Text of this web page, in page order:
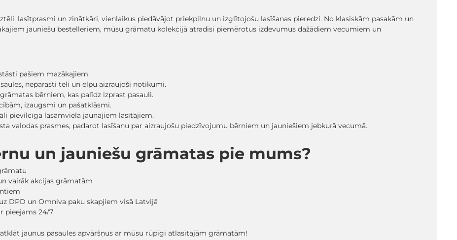
lasītprasmi un zinātkāri, vienlaikus piedāvājot priekpilnu un izglītojošu lasīšanas pieredzi. No klasiskām pasakām un
jauniešu bestelleriem, mūsu grāmatu kolekcijā atradīsi piemērotus izdevumus dažādiem vecumiem un
pašiem mazākajiem.
neparasti tēli un elpu aizraujoši notikumi.
bērniem, kas palīdz izprast pasauli.
izaugsmi un pašatklāsmi.
pievilcīga lasāmviela jaunajiem lasītājiem.
valodas prasmes, padarot lasīšanu par aizraujošu piedzīvojumu bērniem un jauniešiem jebkurā vecumā.
un jauniešu grāmatas pie mums?
vairāk akcijas grāmatām
DPD un Omniva paku skapjiem visā Latvijā
pieejams 24/7
jaunus pasaules apvāršņus ar mūsu rūpīgi atlasītajām grāmatām!